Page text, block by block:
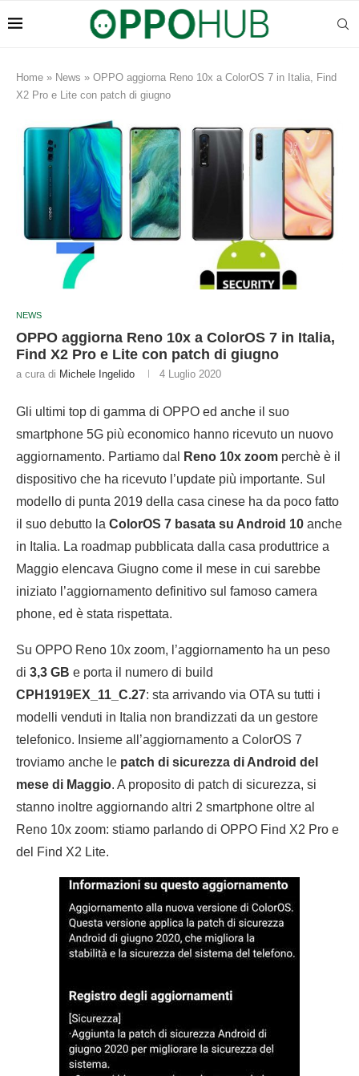
Home » News » OPPO aggiorna Reno 10x a ColorOS 7 in Italia, Find
X2 Pro e Lite con patch di giugno
NEWS
OPPO aggiorna Reno 10x a ColorOS 7 in Italia,
Find X2 Pro e Lite con patch di giugno
a cura di Michele Ingelido 4 Luglio 2020
Gli ultimi top di gamma di OPPO ed anche il suo
smartphone 5G più economico hanno ricevuto un nuovo
aggiornamento. Partiamo dal
Reno 10x zoom perchè è il
dispositivo che ha ricevuto l’update più importante. Sul
modello di punta 2019 della casa cinese ha da poco fatto
il suo debutto la ColorOS 7 basata su Android 10 anche
in Italia. La roadmap pubblicata dalla casa produttrice a
Maggio elencava Giugno come il mese in cui sarebbe
iniziato l’aggiornamento definitivo sul famoso camera
phone, ed è stata rispettata.
Su OPPO Reno 10x zoom, l’aggiornamento ha un peso
di 3,3 GB e porta il numero di build
CPH1919EX_11_C.27: sta arrivando via OTA su tutti i
modelli venduti in Italia non brandizzati da un gestore
telefonico. Insieme all’aggiornamento a ColorOS 7
troviamo anche le patch di sicurezza di Android del
mese di Maggio. A proposito di patch di sicurezza, si
stanno inoltre aggiornando altri 2 smartphone oltre al
Reno 10x zoom: stiamo parlando di OPPO Find X2 Pro e
del Find X2 Lite.